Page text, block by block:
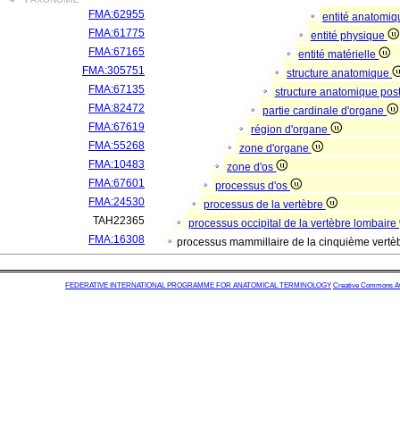
FMA:62955
entité
FMA:61775
entité physique
FMA:67165
entité matérielle
FMA:305751
structure anatomique
FMA:67135
structure anatomique
FMA:82472
partie cardinale d'organe
FMA:67619
région d'organe
FMA:55268
zone d'organe
FMA:10483
zone d'os
FMA:67601
processus d'os
FMA:24530
processus de la vertèbre
TAH22365
processus occipital de la vertèbre lombaire
FMA:16308
processus mammillaire de la cinquième
FEDERATIVE INTERNATIONAL PROGRAMME FOR ANATOMICAL TERMINOLOGY Creative Commons